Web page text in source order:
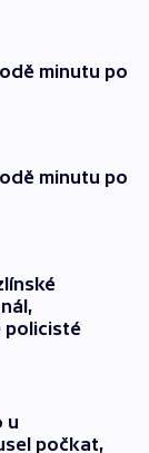
minutu po
minutu po
policisté
u
počkat,